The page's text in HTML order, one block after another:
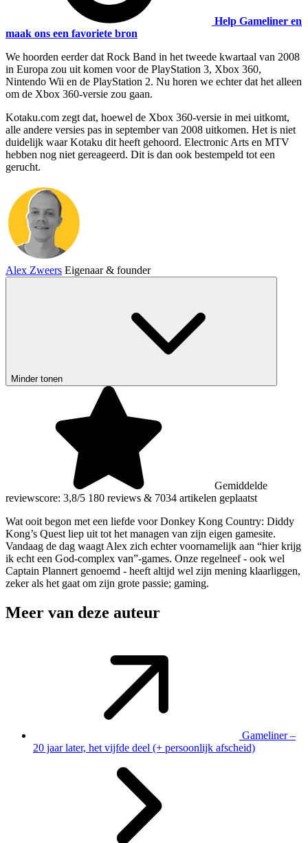
Help Gameliner en
maak ons een favoriete bron
We hoorden eerder dat Rock Band in het tweede kwartaal van 2008
in Europa zou uit komen voor de PlayStation 3, Xbox 360,
Nintendo Wii en de PlayStation 2. Nu horen we echter dat het alleen
om de Xbox 360-versie zou gaan.
Kotaku.com zegt dat, hoewel de Xbox 360-versie in mei uitkomt,
alle andere versies pas in september van 2008 uitkomen. Het is niet
duidelijk waar Kotaku dit heeft gehoord. Electronic Arts en MTV
hebben nog niet gereageerd. Dit is dan ook bestempeld tot een
gerucht.
Alex Zweers Eigenaar & founder
Minder tonen
Gemiddelde
reviewscore: 3,8/5 180 reviews & 7034 artikelen geplaatst
Wat ooit begon met een liefde voor Donkey Kong Country: Diddy
Kong’s Quest liep uit tot het managen van zijn eigen gamesite.
Vandaag de dag waagt Alex zich echter voornamelijk aan “hier krijg
ik echt een God-complex van”-games. Onze regelneef - ook wel
Captain Plannert genoemd - heeft altijd wel zijn mening klaarliggen,
zeker als het gaat om zijn grote passie; gaming.
Meer van deze auteur
Gameliner –
20 jaar later, het vijfde deel (+ persoonlijk afscheid)